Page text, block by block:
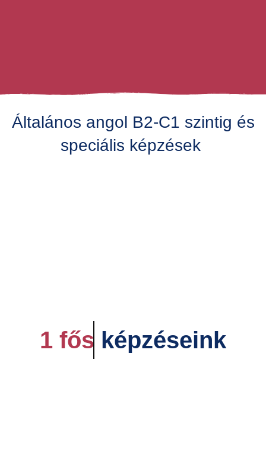
Általános angol B2-C1 szintig és
speciális képzések
1 fős képzéseink